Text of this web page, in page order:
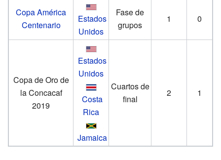
Copa América
Centenario
Estados
Unidos
Fase de
grupos
1 0
Copa de Oro de
la Concacaf
2019
Estados
Unidos
Costa
Rica
Jamaica
Cuartos de
final
2 1